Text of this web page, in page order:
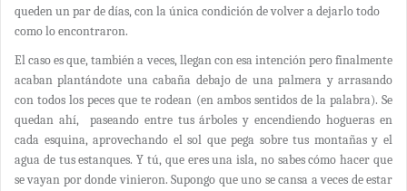
queden un par de días, con la única condición de volver a dejarlo todo
como lo encontraron.
El caso es que, también a veces, llegan con esa intención pero finalmente
acaban plantándote una cabaña debajo de una palmera y arrasando
con todos los peces que te rodean (en ambos sentidos de la palabra). Se
quedan ahí, paseando entre tus árboles y encendiendo hogueras en
cada esquina, aprovechando el sol que pega sobre tus montañas y el
agua de tus estanques. Y tú, que eres una isla, no sabes cómo hacer que
se vayan por donde vinieron. Supongo que uno se cansa a veces de estar